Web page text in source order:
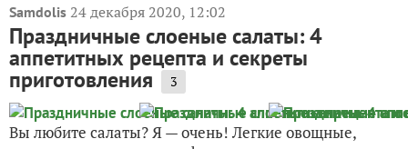
Samdolis 24 декабря 2020, 12:02
Праздничные слоеные салаты: 4
аппетитных рецепта и секреты
приготовления 3
Вы любите салаты? Я — очень! Легкие овощные,